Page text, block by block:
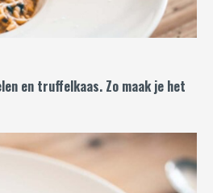
en truffelkaas. Zo maak je het